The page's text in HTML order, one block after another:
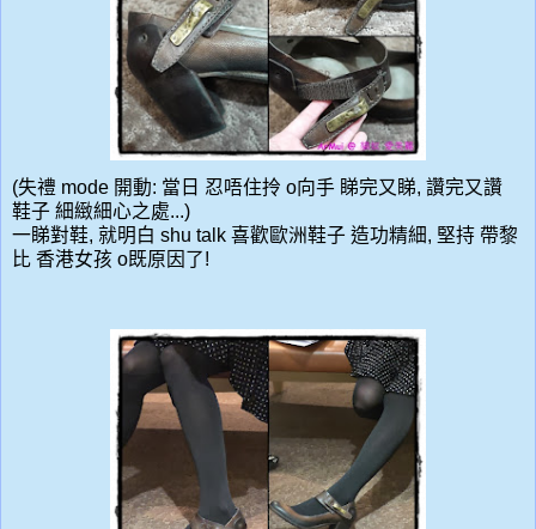
(失禮 mode 開動: 當日 忍唔住拎 o向手 睇完又睇, 讚完又讚
鞋子 細緻細心之處...)
一睇對鞋, 就明白 shu talk 喜歡歐洲鞋子 造功精細, 堅持 帶黎
比 香港女孩 o既原因了!